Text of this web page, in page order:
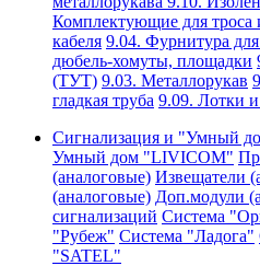
Комплектующие для
кабеля 9.04. Фурнитура для
дюбель-хомуты, площадки
(ТУТ) 9.03. Металлорукав
гладкая труба 9.09. Лотки
Сигнализация и "Умный
Умный дом "LIVICOM"
(аналоговые) Извещатели
(аналоговые) Доп.модули
сигнализаций Система
"Рубеж" Система "Ладога"
"SATEL"